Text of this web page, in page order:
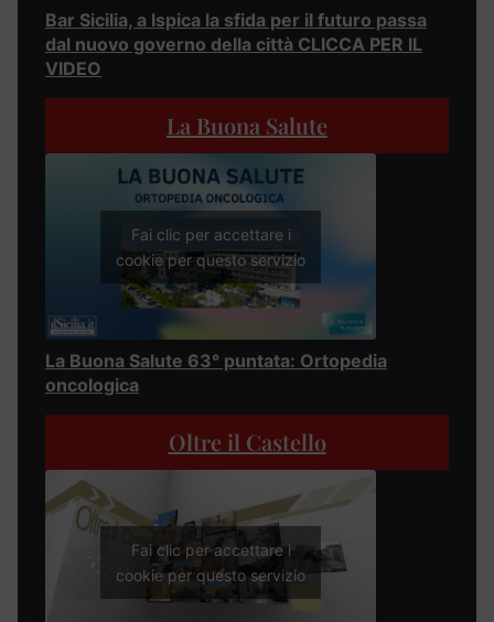
Bar Sicilia, a Ispica la sfida per il futuro passa
dal nuovo governo della città CLICCA PER IL
VIDEO
La Buona Salute
Fai clic per accettare i
cookie per questo servizio
La Buona Salute 63° puntata: Ortopedia
oncologica
Oltre il Castello
Fai clic per accettare i
cookie per questo servizio